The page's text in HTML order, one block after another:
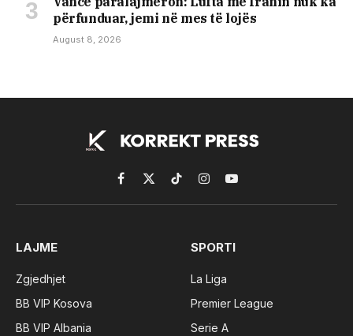
përfunduar, jemi në mes të lojës
August 8, 2026
Facebook
X
(Twitter)
TikTokInstagramYouTube
LAJME
Zgjedhjet
BB VIP Kosova
BB VIP Albania
SPORTI
La Liga
Premier League
Serie A